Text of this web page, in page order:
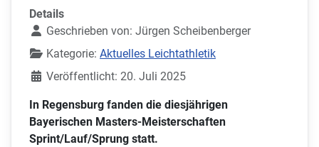
Details
Geschrieben von: Jürgen Scheibenberger
Kategorie: Aktuelles Leichtathletik
Veröffentlicht: 20. Juli 2025
In Regensburg fanden die diesjährigen
Bayerischen Masters-Meisterschaften
Sprint/Lauf/Sprung statt.